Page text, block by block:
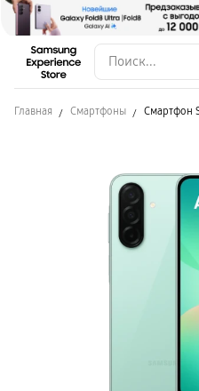
Главная Смартфоны Смартфон